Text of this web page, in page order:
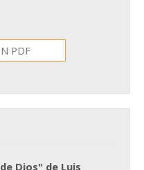
PDF
Dios" de Luis